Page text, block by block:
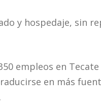
y hospedaje, sin
empleos en Tecate
en más